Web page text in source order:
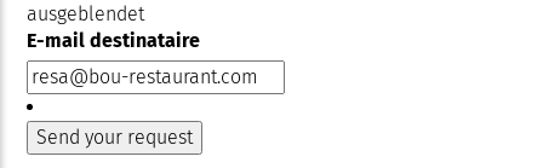
ausgeblendet
E-mail destinataire